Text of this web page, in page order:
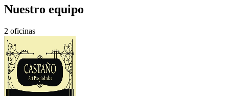
Nuestro equipo
2 oficinas